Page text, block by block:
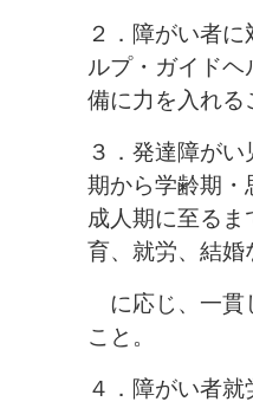
２．障がい者
ルプ・ガイド
備に力 を入れる
３．発達障が
期から学齢期・
成人期に至るま
育、就労、結婚
に応じ、一貫
こと。
４．障がい者